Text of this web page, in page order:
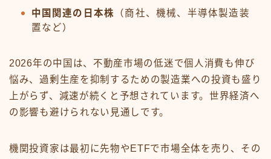
中国関連の日本株 （商社、機械、半導体製造装
置など）
2026年の中国は、不動産市場の低迷で個人消費も伸び
悩み、過剰生産を抑制するための製造業への投資も盛り
上がらず、減速が続くと予想されています。世界経済へ
の影響も避けられない見通しです。
機関投資家は最初に先物やETFで市場全体を売り、その